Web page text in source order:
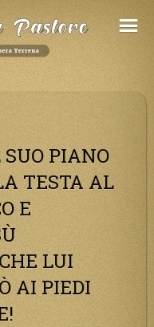
PIANO
TESTA AL
E
LUI
AI PIEDI